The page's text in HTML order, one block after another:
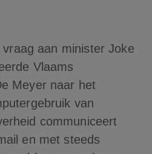
aan minister Joke
Vlaams
Meyer naar het
van
communiceert
en met steeds